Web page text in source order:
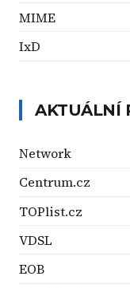
MIME
IxD
AKTUÁLNÍ
Network
Centrum.cz
TOPlist.cz
VDSL
EOB